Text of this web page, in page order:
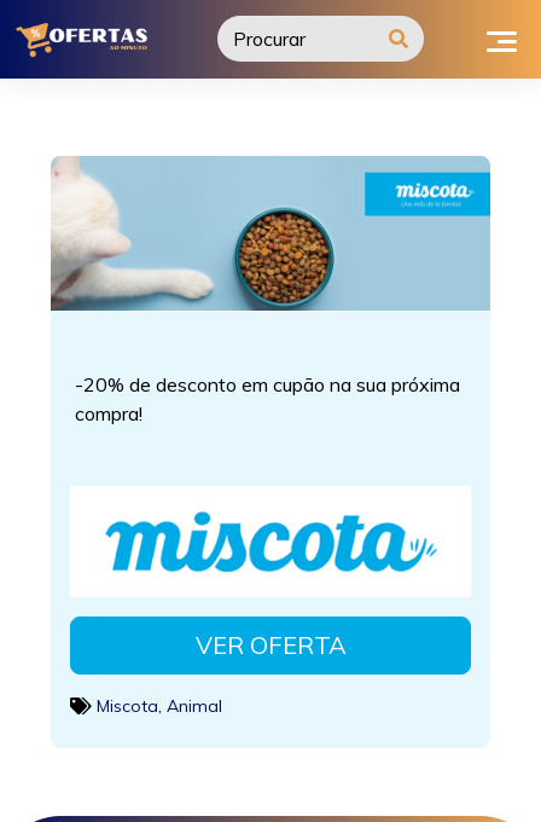
para
-20% de desconto em cupão na sua próxima
compra!
VER OFERTA
Miscota Animal